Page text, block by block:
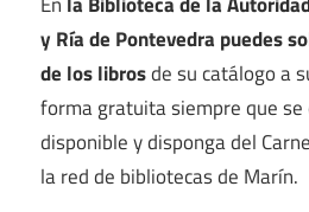
y Ría de Pontevedra puedes
de los librosde su catálogo a
forma gratuita siempre que se
disponible y disponga del
la red de bibliotecas de Marín.